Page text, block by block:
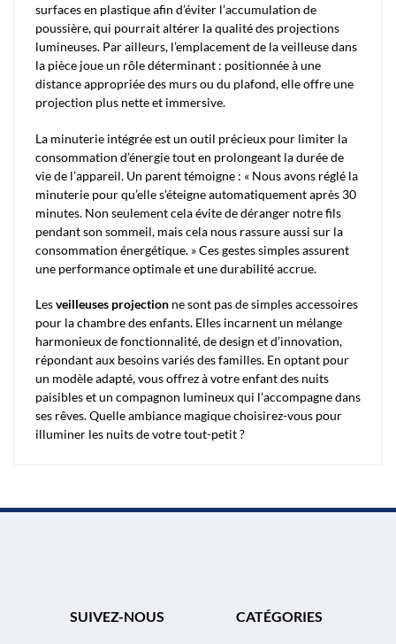
surfaces en plastique afin d’éviter l’accumulation de
poussière, qui pourrait altérer la qualité des projections
lumineuses. Par ailleurs, l’emplacement de la veilleuse dans
la pièce joue un rôle déterminant : positionnée à une
distance appropriée des murs ou du plafond, elle offre une
projection plus nette et immersive.
La minuterie intégrée est un outil précieux pour limiter la
consommation d’énergie tout en prolongeant la durée de
vie de l’appareil. Un parent témoigne : « Nous avons réglé la
minuterie pour qu’elle s’éteigne automatiquement après 30
minutes. Non seulement cela évite de déranger notre fils
pendant son sommeil, mais cela nous rassure aussi sur la
consommation énergétique. » Ces gestes simples assurent
une performance optimale et une durabilité accrue.
Lesveilleuses projection ne sont pas de simples accessoires
pour la chambre des enfants. Elles incarnent un mélange
harmonieux de fonctionnalité, de design et d’innovation,
répondant aux besoins variés des familles. En optant pour
un modèle adapté, vous offrez à votre enfant des nuits
paisibles et un compagnon lumineux qui l’accompagne dans
ses rêves. Quelle ambiance magique choisirez-vous pour
illuminer les nuits de votre tout-petit ?
SUIVEZ-NOUS CATÉGORIES